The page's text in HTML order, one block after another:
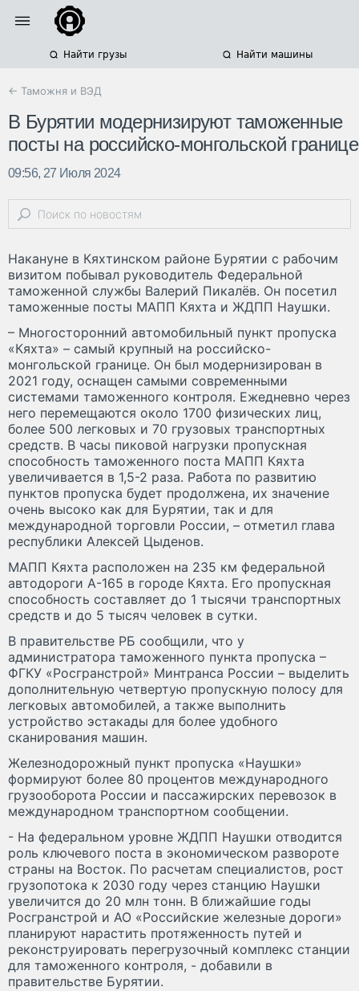
Найти грузы Найти машины
← Таможня и ВЭД
В Бурятии модернизируют таможенные
посты на российско-монгольской границе
09:56, 27 Июля 2024
Накануне в Кяхтинском районе Бурятии с рабочим
визитом побывал руководитель Федеральной
таможенной службы Валерий Пикалёв. Он посетил
таможенные посты МАПП Кяхта и ЖДПП Наушки.
– Многосторонний автомобильный пункт пропуска
«Кяхта» – самый крупный на российско-
монгольской границе. Он был модернизирован в
2021 году, оснащен самыми современными
системами таможенного контроля. Ежедневно через
него перемещаются около 1700 физических лиц,
более 500 легковых и 70 грузовых транспортных
средств. В часы пиковой нагрузки пропускная
способность таможенного поста МАПП Кяхта
увеличивается в 1,5-2 раза. Работа по развитию
пунктов пропуска будет продолжена, их значение
очень высоко как для Бурятии, так и для
международной торговли России, – отметил глава
республики Алексей Цыденов.
МАПП Кяхта расположен на 235 км федеральной
автодороги А-165 в городе Кяхта. Его пропускная
способность составляет до 1 тысячи транспортных
средств и до 5 тысяч человек в сутки.
В правительстве РБ сообщили, что у
администратора таможенного пункта пропуска –
ФГКУ «Росгранстрой» Минтранса России – выделить
дополнительную четвертую пропускную полосу для
легковых автомобилей, а также выполнить
устройство эстакады для более удобного
сканирования машин.
Железнодорожный пункт пропуска «Наушки»
формируют более 80 процентов международного
грузооборота России и пассажирских перевозок в
международном транспортном сообщении.
- На федеральном уровне ЖДПП Наушки отводится
роль ключевого поста в экономическом развороте
страны на Восток. По расчетам специалистов, рост
грузопотока к 2030 году через станцию Наушки
увеличится до 20 млн тонн. В ближайшие годы
Росгранстрой и АО «Российские железные дороги»
планируют нарастить протяженность путей и
реконструировать перегрузочный комплекс станции
для таможенного контроля, - добавили в
правительстве Бурятии.